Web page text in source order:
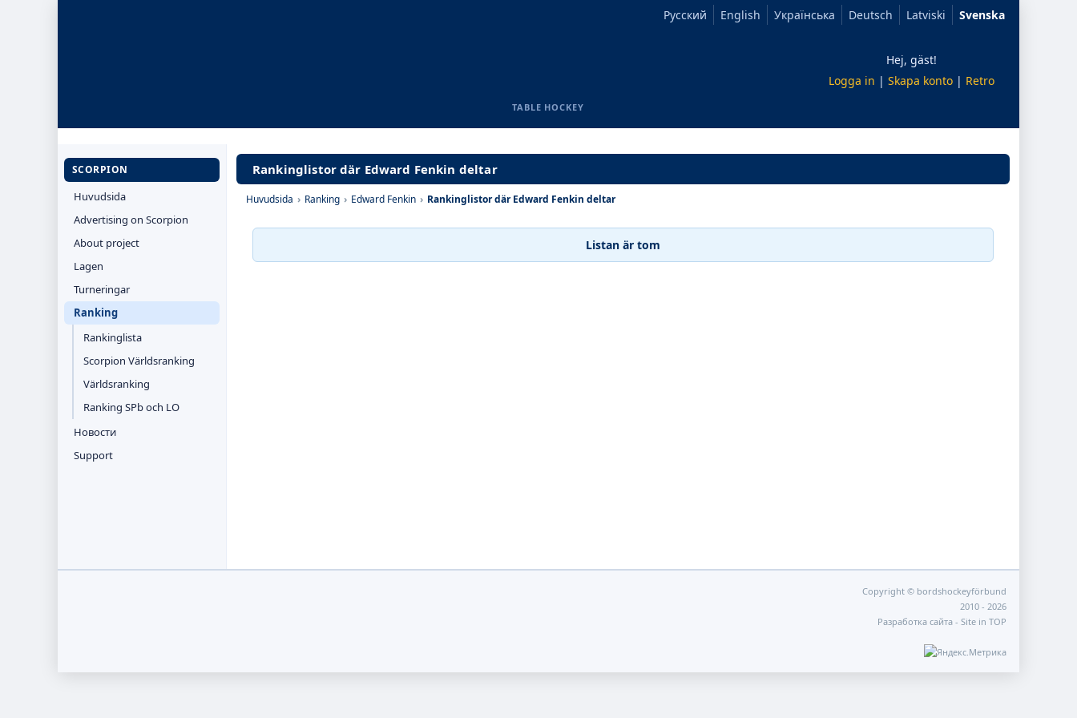
Русский English Українська Deutsch Latviski Svenska
Hej, gäst!
Logga in | Skapa konto| Retro
TABLE HOCKEY
SCORPION
Huvudsida
Advertising on Scorpion
About project
Lagen
Turneringar
Ranking
Rankinglista
Scorpion Världsranking
Världsranking
Ranking SPb och LO
Новости
Support
Rankinglistor där Edward Fenkin deltar
Huvudsida › Ranking › Edward Fenkin › Rankinglistor där Edward Fenkin deltar
Listan är tom
Copyright © bordshockeyförbund
2010 - 2026
Разработка сайта - Site in TOP